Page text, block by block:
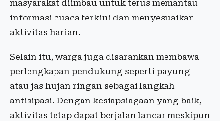
masyarakat diimbau untuk terus memantau
informasi cuaca terkini dan menyesuaikan
aktivitas harian.
Selain itu, warga juga disarankan membawa
perlengkapan pendukung seperti payung
atau jas hujan ringan sebagai langkah
antisipasi. Dengan kesiapsiagaan yang baik,
aktivitas tetap dapat berjalan lancar meskipun